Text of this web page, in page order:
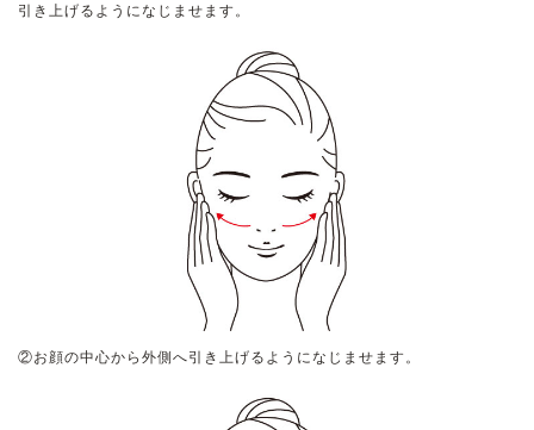
日焼け
お悩みから探す TOP
トライアルキット
引き上げるようになじませます。
②お顔の中心から外側へ引き上げるようになじませます。